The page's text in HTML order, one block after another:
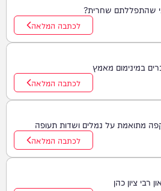
שהתפללתם שחרית?
לכתבה המלאה
במינימום מאמץ
לכתבה המלאה
מתואמת על נמלים ושדות תעופה
לכתבה המלאה
ציון כהן